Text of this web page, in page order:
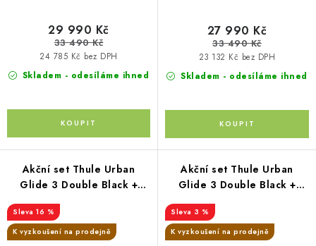
Skladem - odesíláme ihned
24 785 Kč bez DPH
29 990 Kč
33 490 Kč
Skladem - odesíláme ihned
23 132 Kč bez DPH
27 990 Kč
33 490 Kč
Akční set Thule Urban
Glide 3 Double Black +
16 %
K vyzkoušení na prodejně
Akční set Thule Urban
Glide 3 Double Black +
Gemm 3 + i-Base Encore
360°
3 %
K vyzkoušení na prodejně